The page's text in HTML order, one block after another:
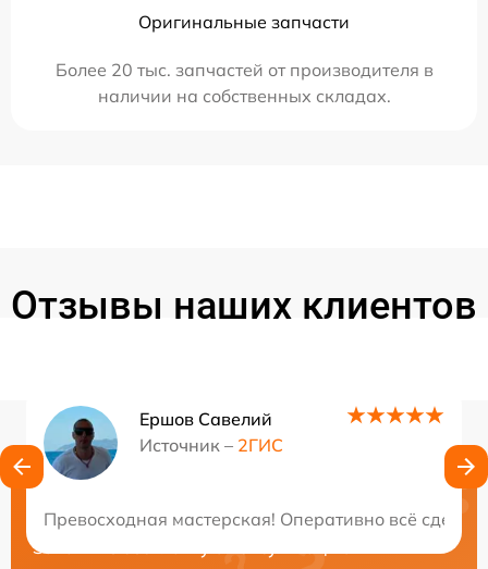
Оригинальные запчасти
Более 20 тыс. запчастей от производителя в
наличии на собственных складах.
Отзывы наших клиентов
Ершов Савелий
Источник – 2ГИС
Превосходная мастерская! Оперативно всё
Нужна консультация?
Закажите бесплатную консультацию